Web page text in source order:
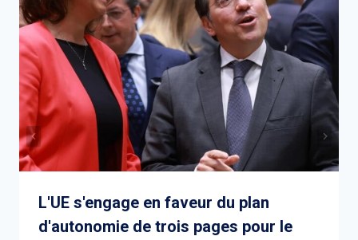
L'UE s'engage en faveur du plan
d'autonomie de trois pages pour le